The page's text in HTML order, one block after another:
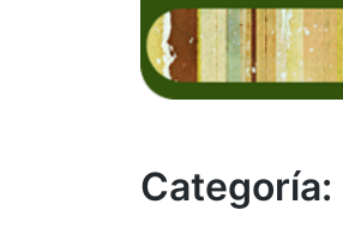
Categoría: